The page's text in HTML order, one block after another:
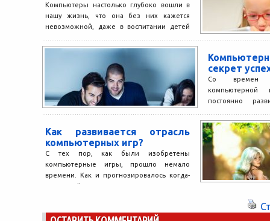
Компьютеры настолько глубоко вошли в
нашу жизнь, что она без них кажется
невозможной, даже в воспитании детей
секрет
Со времен
компьютерной
постоянно
новые критерии
Как развивается отрасль
компьютерных игр?
С тех пор, как были изобретены
компьютерные игры, прошло немало
времени. Как и прогнозировалось когда-
то, сейчас компьютерные игры